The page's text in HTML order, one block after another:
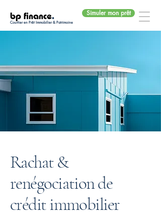
bp finance.
Courtier en Prêt Immobilier & Patrimoine
Simuler mon prêt
Rachat &
renégociation de
crédit immobilier